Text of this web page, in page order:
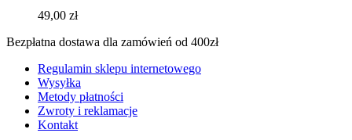
49,00 zł
Bezpłatna dostawa dla zamówień od 400zł
Regulamin sklepu internetowego
Wysyłka
Metody płatności
Zwroty i reklamacje
Kontakt